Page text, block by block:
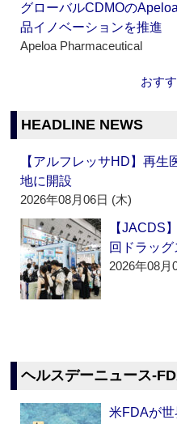
グローバルCDMOの
品イノベーションを推進
Apeloa Pharmaceutical
おす
HEADLINE NEWS
【アルフレッサHD】再生
地に開設
2026年08月06日 (木)
【JACDS
回ドラッ
2026年08月
ヘルスデーニュース
米FDAが